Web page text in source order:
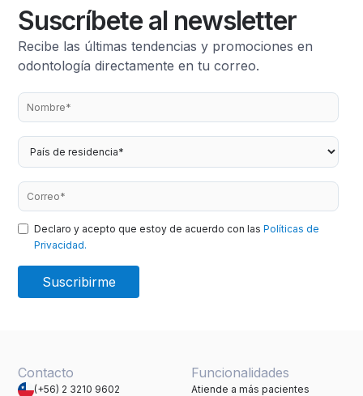
Suscríbete al newsletter
Recibe las últimas tendencias y promociones en
odontología directamente en tu correo.
Declaro y acepto que estoy de acuerdo con lasPolíticas de
Privacidad.
Contacto
(+56) 2 3210 9602
Funcionalidades
Atiende a más pacientes